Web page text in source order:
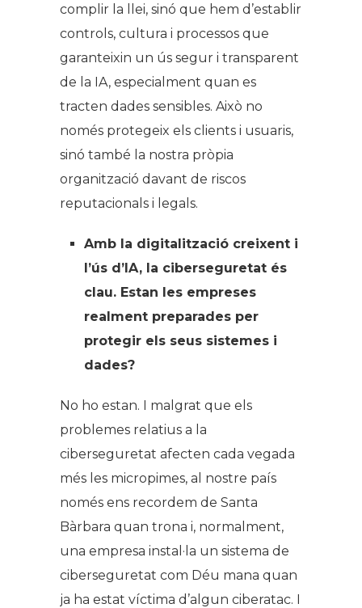
complir la llei, sinó que hem d’establir
controls, cultura i processos que
garanteixin un ús segur i transparent
de la IA, especialment quan es
tracten dades sensibles. Això no
només protegeix els clients i usuaris,
sinó també la nostra pròpia
organització davant de riscos
reputacionals i legals.
Amb la digitalització creixent i
l’ús d’IA, la ciberseguretat és
clau. Estan les empreses
realment preparades per
protegir els seus sistemes i
dades?
No ho estan. I malgrat que els
problemes relatius a la
ciberseguretat afecten cada vegada
més les micropimes, al nostre país
només ens recordem de Santa
Bàrbara quan trona i, normalment,
una empresa instal·la un sistema de
ciberseguretat com Déu mana quan
ja ha estat víctima d’algun ciberatac. I